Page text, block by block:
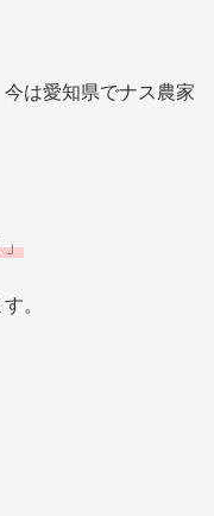
は愛知県でナス農家
」
。